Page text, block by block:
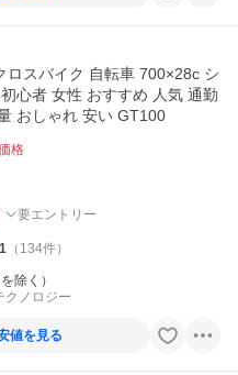
ロスバイク 自転車 700×28c シ
心者 女性 おすすめ 人気 通勤
おしゃれ 安い GT100
格
要エントリー
（ 134件）
除く）
クノロジー
値を見る